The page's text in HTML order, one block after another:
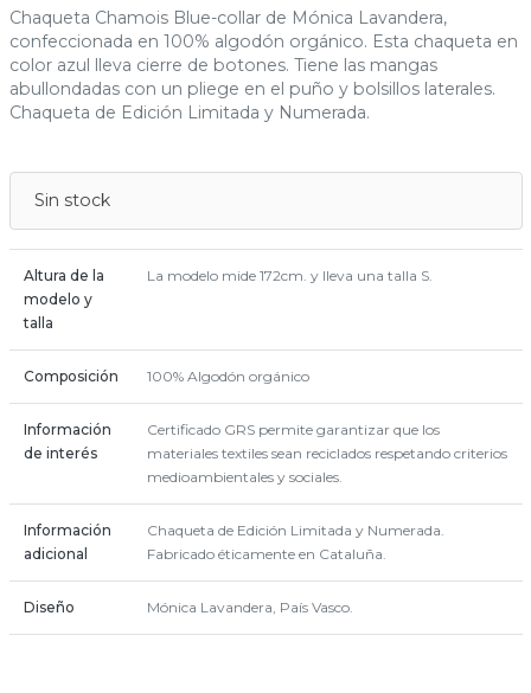
Chaqueta Chamois Blue-collar de Mónica Lavandera,
confeccionada en 100% algodón orgánico. Esta chaqueta en
color azul lleva cierre de botones. Tiene las mangas
abullondadas con un pliege en el puño y bolsillos laterales.
Chaqueta de Edición Limitada y Numerada.
Sin stock
Altura de la
modelo y
talla
La modelo mide 172cm. y lleva una talla S.
Composición 100% Algodón orgánico
Información
de interés
Certificado GRS permite garantizar que los
materiales textiles sean reciclados respetando criterios
medioambientales y sociales.
Información
adicional
Chaqueta de Edición Limitada y Numerada.
Fabricado éticamente en Cataluña.
Diseño Mónica Lavandera, País Vasco.